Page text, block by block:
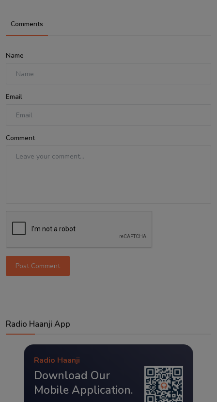
Comments
Name
Email
Comment
Post Comment
Radio Haanji App
Radio Haanji
Download Our
Mobile Application.